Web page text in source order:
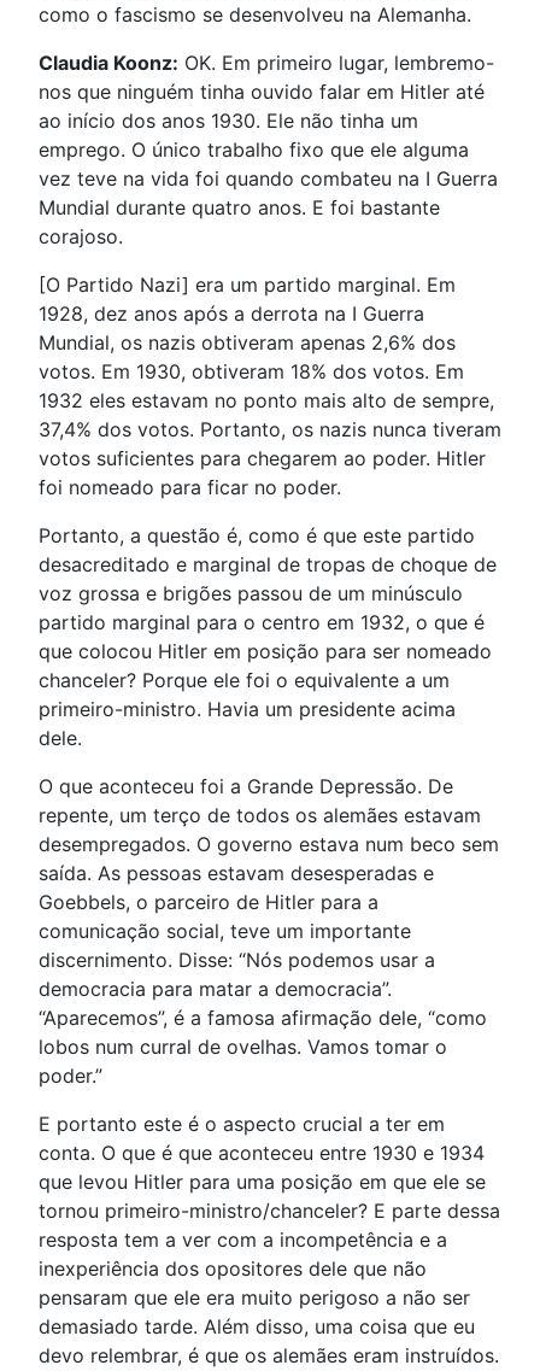
como o fascismo se desenvolveu na Alemanha.
Claudia Koonz: OK. Em primeiro lugar, lembremo-
nos que ninguém tinha ouvido falar em Hitler até
ao início dos anos 1930. Ele não tinha um
emprego. O único trabalho fixo que ele alguma
vez teve na vida foi quando combateu na I Guerra
Mundial durante quatro anos. E foi bastante
corajoso.
[O Partido Nazi] era um partido marginal. Em
1928, dez anos após a derrota na I Guerra
Mundial, os nazis obtiveram apenas 2,6% dos
votos. Em 1930, obtiveram 18% dos votos. Em
1932 eles estavam no ponto mais alto de sempre,
37,4% dos votos. Portanto, os nazis nunca tiveram
votos suficientes para chegarem ao poder. Hitler
foi nomeado para ficar no poder.
Portanto, a questão é, como é que este partido
desacreditado e marginal de tropas de choque de
voz grossa e brigões passou de um minúsculo
partido marginal para o centro em 1932, o que é
que colocou Hitler em posição para ser nomeado
chanceler? Porque ele foi o equivalente a um
primeiro-ministro. Havia um presidente acima
dele.
O que aconteceu foi a Grande Depressão. De
repente, um terço de todos os alemães estavam
desempregados. O governo estava num beco sem
saída. As pessoas estavam desesperadas e
Goebbels, o parceiro de Hitler para a
comunicação social, teve um importante
discernimento. Disse: “Nós podemos usar a
democracia para matar a democracia”.
“Aparecemos”, é a famosa afirmação dele, “como
lobos num curral de ovelhas. Vamos tomar o
poder.”
E portanto este é o aspecto crucial a ter em
conta. O que é que aconteceu entre 1930 e 1934
que levou Hitler para uma posição em que ele se
tornou primeiro-ministro/chanceler? E parte dessa
resposta tem a ver com a incompetência e a
inexperiência dos opositores dele que não
pensaram que ele era muito perigoso a não ser
demasiado tarde. Além disso, uma coisa que eu
devo relembrar, é que os alemães eram instruídos.